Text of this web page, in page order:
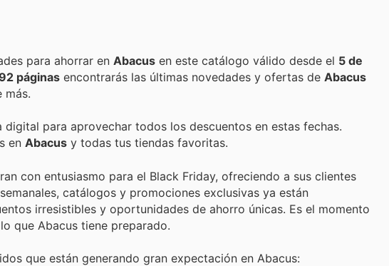
Encuentra las mejores promociones, descuentos y oportunidades para ahorrar en Abacus en este catálogo válido desde el 5 de
páginas encontrarás las últimas novedades y ofertas de Abacus
más.
para aprovechar todos los descuentos en estas fechas.
en Abacus y todas tus tiendas favoritas.
con entusiasmo para el Black Friday, ofreciendo a sus clientes
catálogos y promociones exclusivas ya están
irresistibles y oportunidades de ahorro únicas. Es el momento
que Abacus tiene preparado.
que están generando gran expectación en Abacus: